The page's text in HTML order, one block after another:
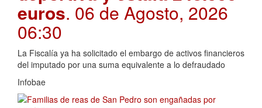
euros. 06 de Agosto, 2026
06:30
La Fiscalía ya ha solicitado el embargo de activos financieros
del imputado por una suma equivalente a lo defraudado
Infobae